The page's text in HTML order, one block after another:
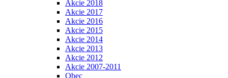
Akcie 2018
Akcie 2017
Akcie 2016
Akcie 2015
Akcie 2014
Akcie 2013
Akcie 2012
Akcie 2007-2011
Obec